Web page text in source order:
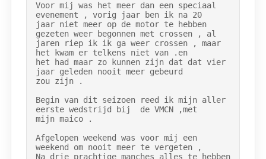
Voor mij was het meer dan een speciaal
evenement , vorig jaar ben ik na 20
jaar niet meer op de motor te hebben
gezeten weer begonnen met crossen , al
jaren riep ik ik ga weer crossen , maar
het kwam er telkens niet van .en
het had maar zo kunnen zijn dat dat vier
jaar geleden nooit meer gebeurd
zou zijn .
Begin van dit seizoen reed ik mijn aller
eerste wedstrijd bij  de VMCN ,met
mijn maico .
Afgelopen weekend was voor mij een
weekend om nooit meer te vergeten ,
Na drie prachtige manches alles te hebben